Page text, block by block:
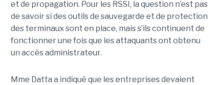
et de propagation. Pour les RSSI, la question n’est pas
de savoir si des outils de sauvegarde et de protection
des terminaux sont en place, mais s’ils continuent de
fonctionner une fois que les attaquants ont obtenu
un accès administrateur.
Mme Datta a indiqué que les entreprises devaient